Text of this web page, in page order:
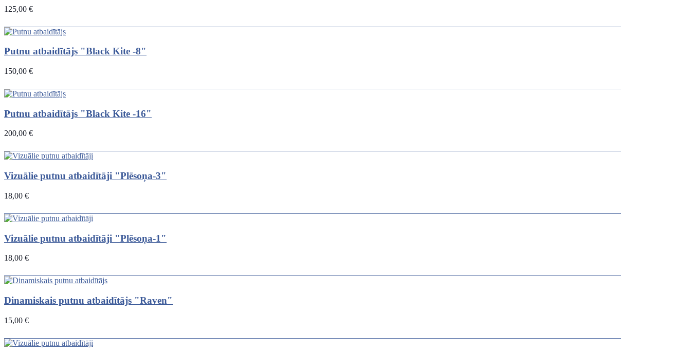
125,00 €
Putnu atbaidītājs "Black Kite -8"
150,00 €
Putnu atbaidītājs "Black Kite -16"
200,00 €
Vizuālie putnu atbaidītāji "Plēsoņa-3"
18,00 €
Vizuālie putnu atbaidītāji "Plēsoņa-1"
18,00 €
Dinamiskais putnu atbaidītājs "Raven"
15,00 €